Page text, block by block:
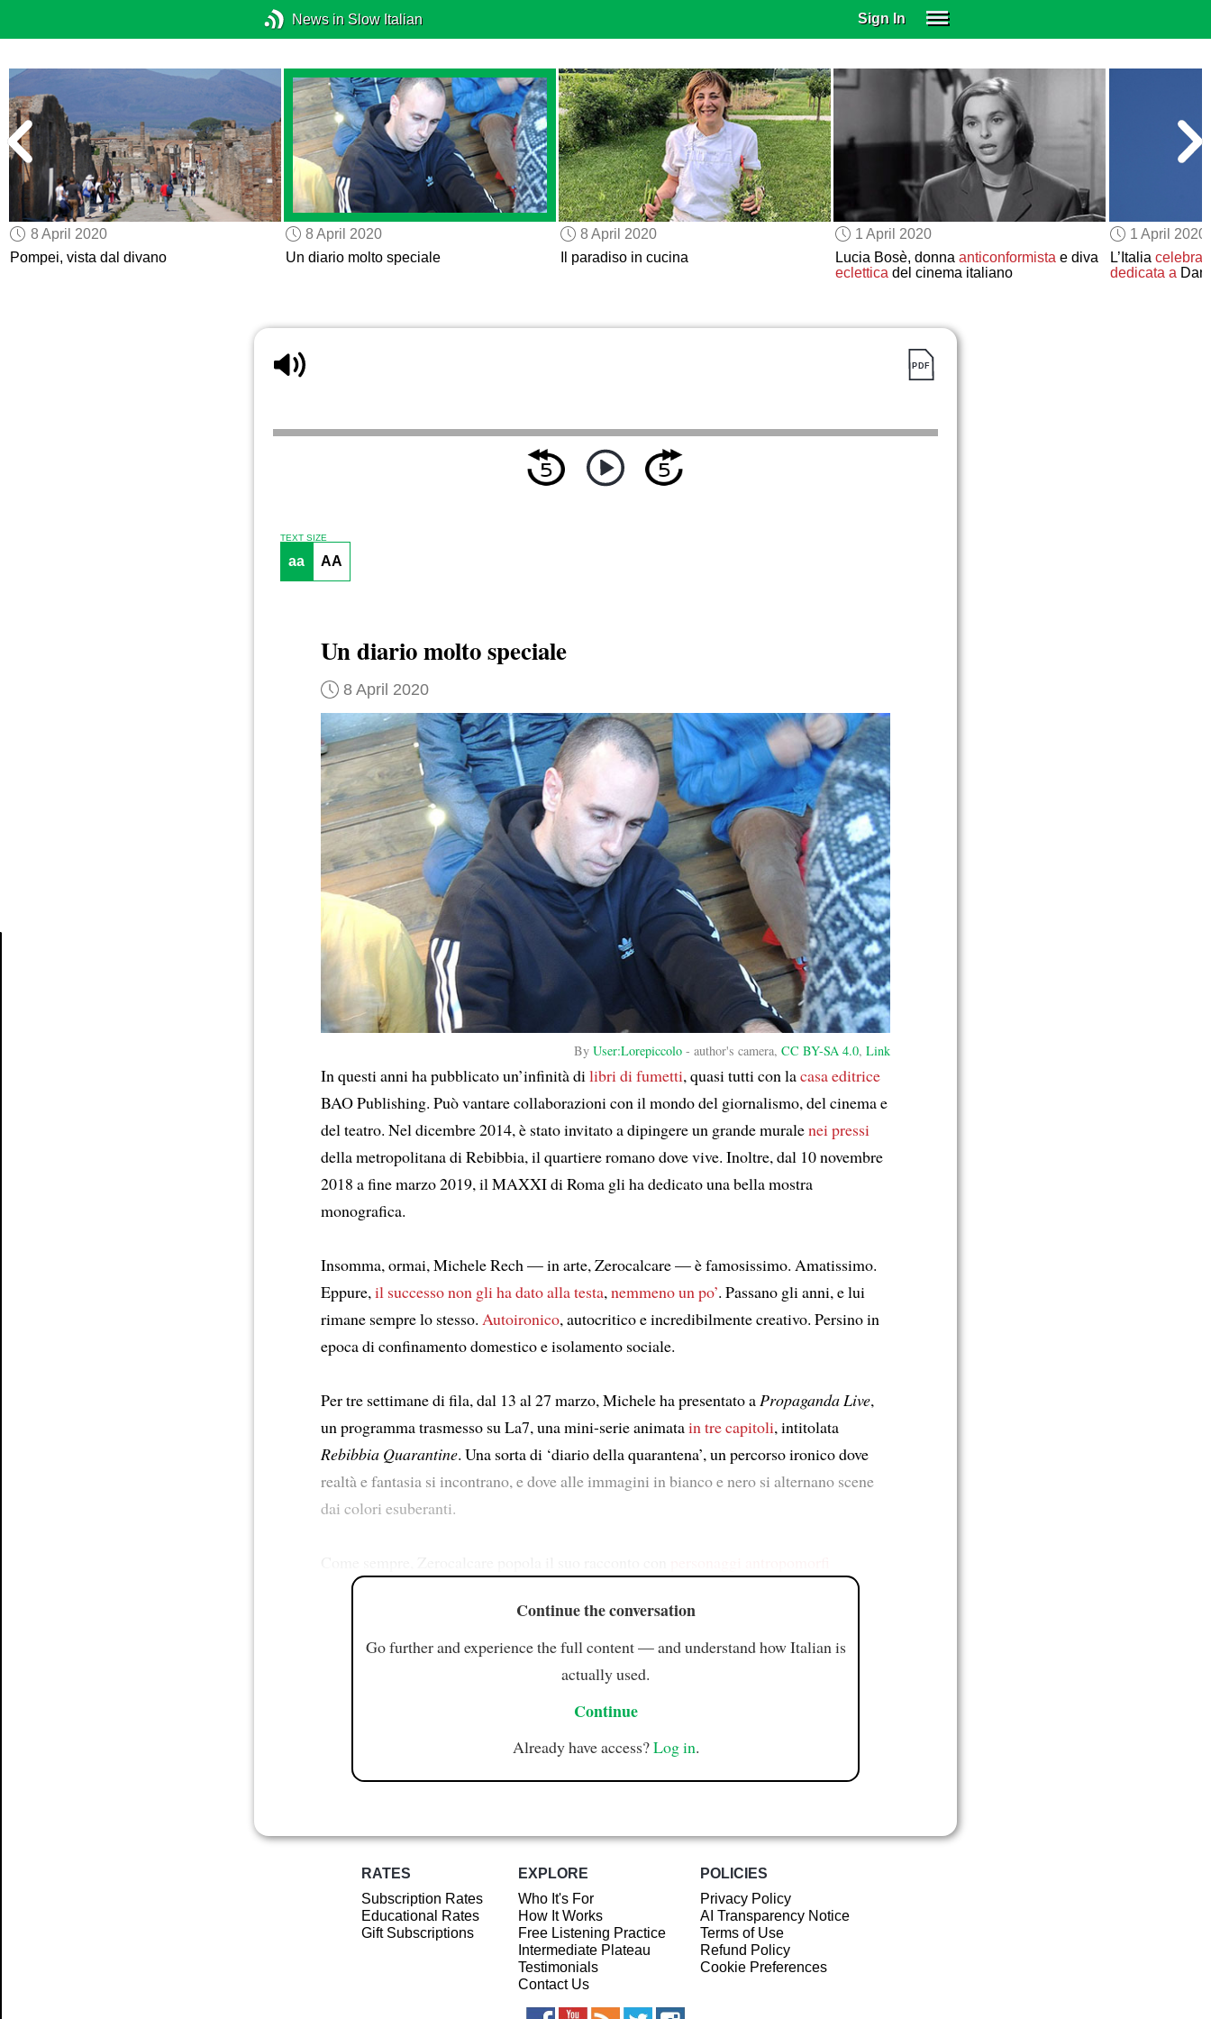
News in Slow Italian Sign In
SUBSCRIBE
EDUCATIONAL LICENSES
GIFT CARDS
OTHER LANGUAGES
ABOUT US
ALEXA
ADJUST COLORS
8 April 2020
Pompei, vista dal divano
8 April 2020
Un diario molto speciale
8 April 2020
Il paradiso in cucina
1 April 2020
Lucia Bosè, donna anticonformistae diva
ecletticadel cinema italiano
1 April 2020
L’Italiacelebra
dedicata a
TEXT SIZE
aa AA
Un diario molto speciale
8 April 2020
By User:Lorepiccolo - author's camera, CC BY-SA 4.0, Link
In questi anni ha pubblicato un’infinità di libri di fumetti, quasi tutti con lacasa editrice
BAO Publishing. Può vantare collaborazioni con il mondo del giornalismo, del cinema e
del teatro. Nel dicembre 2014, è stato invitato a dipingere un grande muralenei pressi
della metropolitana di Rebibbia, il quartiere romano dove vive. Inoltre, dal 10 novembre
2018 a fine marzo 2019, il MAXXI di Roma gli ha dedicato una bella mostra
monografica.
Insomma, ormai, Michele Rech — in arte, Zerocalcare — è famosissimo. Amatissimo.
Eppure, il successo non gli ha dato alla testa, nemmeno un po’. Passano gli anni, e lui
rimane sempre lo stesso. Autoironico, autocritico e incredibilmente creativo. Persino in
epoca di confinamento domestico e isolamento sociale.
Per tre settimane di fila, dal 13 al 27 marzo, Michele ha presentato a Propaganda Live,
un programma trasmesso su La7, una mini-serie animatain tre capitoli, intitolata
Rebibbia Quarantine. Una sorta di ‘diario della quarantena’, un percorso ironico dove
realtà e fantasia si incontrano, e dove alle immagini in bianco e nero si alternano scene
dai colori esuberanti.
Continue the conversation
Go further and experience the full content — and understand how Italian is
actually used.
Continue
Already have access?Log in.
RATES
Subscription Rates
Educational Rates
Gift Subscriptions
EXPLORE
Who It's For
How It Works
Free Listening Practice
Intermediate Plateau
Testimonials
Contact Us
POLICIES
Privacy Policy
AI Transparency Notice
Terms of Use
Refund Policy
Cookie Preferences